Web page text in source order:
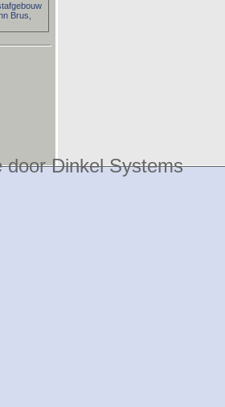
Brus,
door Dinkel Systems